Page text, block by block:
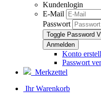
Kundenlogin
E-Mail
Passwort
Toggle Password
Konto
Passwort
Merkzettel
Ihr Warenkorb